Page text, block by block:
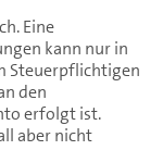
Eine
kann nur in
Steuerpflichtigen
den
erfolgt ist.
aber nicht